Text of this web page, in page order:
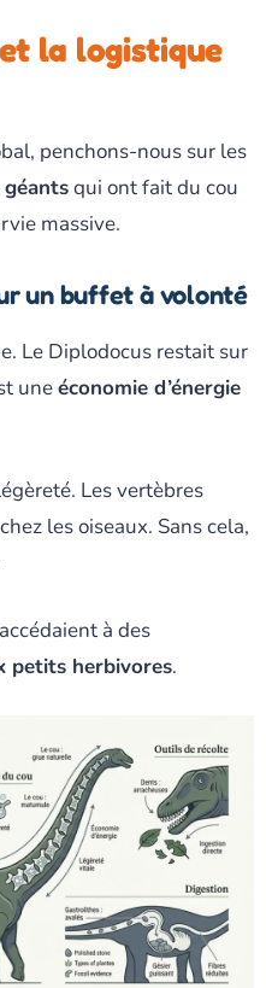
la logistique
penchons-nous sur les
géantsqui ont fait du cou
massive.
un buffet à volonté
Le Diplodocus restait sur
uneéconomie d’énergie
Les vertèbres
les oiseaux. Sans cela,
à des
petits herbivores.